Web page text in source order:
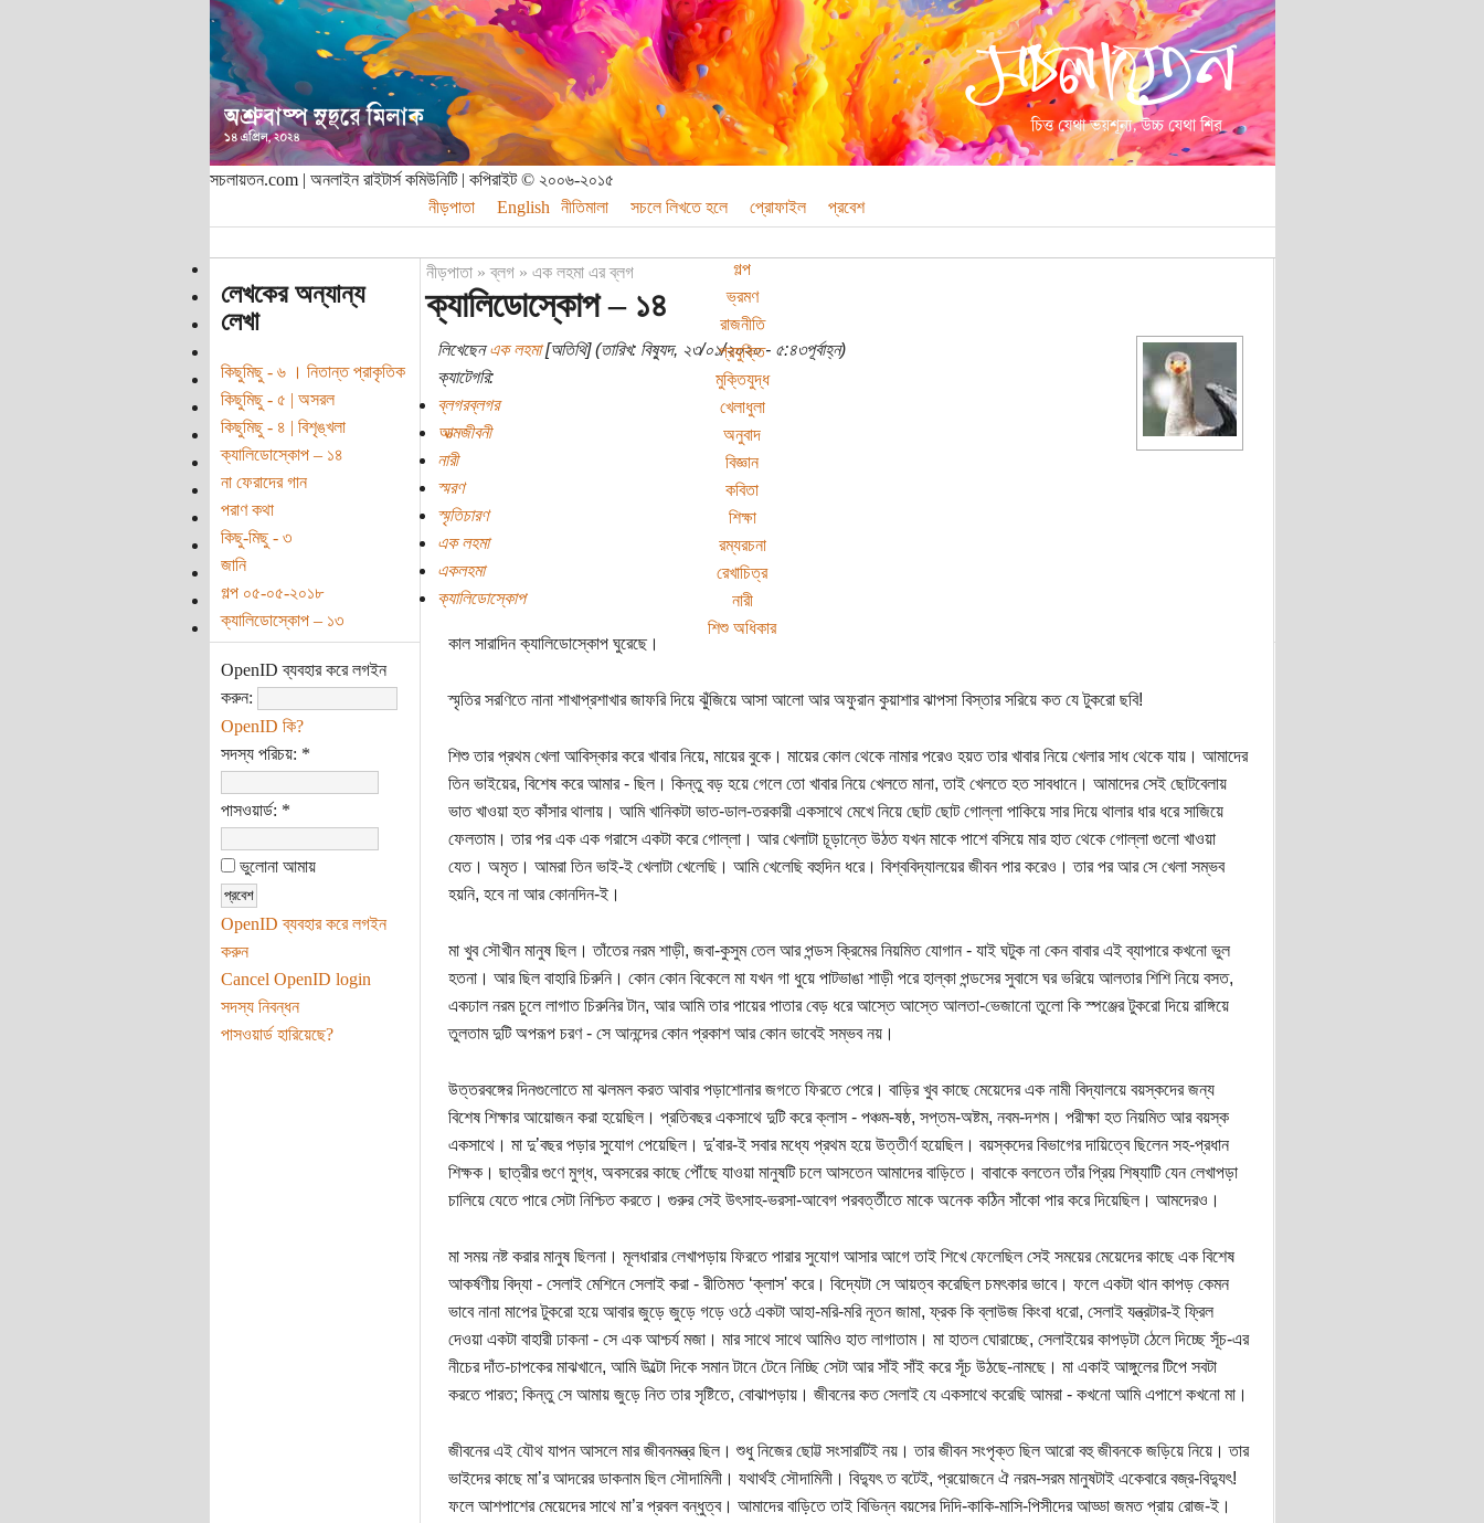
সচলায়তন.com | অনলাইন রাইটার্স কমিউনিটি | কপিরাইট © ২০০৬-২০১৫
নীড়পাতা
English নীতিমালা সচলে লিখতে হলে প্রোফাইল প্রবেশ
গল্প
ভ্রমণ
রাজনীতি
প্রযুক্তি
মুক্তিযুদ্ধ
খেলাধুলা
অনুবাদ
বিজ্ঞান
কবিতা
শিক্ষা
রম্যরচনা
রেখাচিত্র
নারী
শিশু অধিকার
লেখকের অন্যান্য
লেখা
কিছুমিছু - ৬ । নিতান্ত প্রাকৃতিক
কিছুমিছু - ৫ | অসরল
কিছুমিছু - ৪ | বিশৃঙ্খলা
ক্যালিডোস্কোপ – ১৪
না ফেরাদের গান
পরাণ কথা
কিছু-মিছু - ৩
জানি
গল্প ০৫-০৫-২০১৮
ক্যালিডোস্কোপ – ১৩
OpenID ব্যবহার করে লগইন
করুন:
OpenID কি?
সদস্য পরিচয়: *
পাসওয়ার্ড: *
ভুলোনা আমায়
OpenID ব্যবহার করে লগইন
করুন
Cancel OpenID login
সদস্য নিবন্ধন
পাসওয়ার্ড হারিয়েছে?
নীড়পাতা»ব্লগ» এক লহমা এর ব্লগ
ক্যালিডোস্কোপ – ১৪
লিখেছেনএক লহমা[অতিথি] (তারিখ: বিষ্যুদ, ২৩/০১/২০২০ - ৫:৪৩পূর্বাহ্ন)
ক্যাটেগরি:
ব্লগরব্লগর
আত্মজীবনী
নারী
স্মরণ
স্মৃতিচারণ
এক লহমা
একলহমা
ক্যালিডোস্কোপ
কাল সারাদিন ক্যালিডোস্কোপ ঘুরেছে।
স্মৃতির সরণিতে নানা শাখাপ্রশাখার জাফরি দিয়ে ঝুঁজিয়ে আসা আলো আর অফুরান কুয়াশার ঝাপসা বিস্তার সরিয়ে কত যে টুকরো ছবি!
শিশু তার প্রথম খেলা আবিস্কার করে খাবার নিয়ে, মায়ের বুকে। মায়ের কোল থেকে নামার পরেও হয়ত তার খাবার নিয়ে খেলার সাধ থেকে যায়। আমাদের
তিন ভাইয়ের, বিশেষ করে আমার - ছিল। কিন্তু বড় হয়ে গেলে তো খাবার নিয়ে খেলতে মানা, তাই খেলতে হত সাবধানে। আমাদের সেই ছোটবেলায়
ভাত খাওয়া হত কাঁসার থালায়। আমি খানিকটা ভাত-ডাল-তরকারী একসাথে মেখে নিয়ে ছোট ছোট গোল্লা পাকিয়ে সার দিয়ে থালার ধার ধরে সাজিয়ে
ফেলতাম। তার পর এক এক গরাসে একটা করে গোল্লা। আর খেলাটা চূড়ান্তে উঠত যখন মাকে পাশে বসিয়ে মার হাত থেকে গোল্লা গুলো খাওয়া
যেত। অমৃত। আমরা তিন ভাই-ই খেলাটা খেলেছি। আমি খেলেছি বহুদিন ধরে। বিশ্ববিদ্যালয়ের জীবন পার করেও। তার পর আর সে খেলা সম্ভব
হয়নি, হবে না আর কোনদিন-ই।
মা খুব সৌখীন মানুষ ছিল। তাঁতের নরম শাড়ী, জবা-কুসুম তেল আর পন্ডস ক্রিমের নিয়মিত যোগান - যাই ঘটুক না কেন বাবার এই ব্যাপারে কখনো ভুল
হতনা। আর ছিল বাহারি চিরুনি। কোন কোন বিকেলে মা যখন গা ধুয়ে পাটভাঙা শাড়ী পরে হাল্কা পন্ডসের সুবাসে ঘর ভরিয়ে আলতার শিশি নিয়ে বসত,
একঢাল নরম চুলে লাগাত চিরুনির টান, আর আমি তার পায়ের পাতার বেড় ধরে আস্তে আস্তে আলতা-ভেজানো তুলো কি স্পঞ্জের টুকরো দিয়ে রাঙ্গিয়ে
তুলতাম দুটি অপরূপ চরণ - সে আনন্দের কোন প্রকাশ আর কোন ভাবেই সম্ভব নয়।
উত্তরবঙ্গের দিনগুলোতে মা ঝলমল করত আবার পড়াশোনার জগতে ফিরতে পেরে। বাড়ির খুব কাছে মেয়েদের এক নামী বিদ্যালয়ে বয়স্কদের জন্য
বিশেষ শিক্ষার আয়োজন করা হয়েছিল। প্রতিবছর একসাথে দুটি করে ক্লাস - পঞ্চম-ষষ্ঠ, সপ্তম-অষ্টম, নবম-দশম। পরীক্ষা হত নিয়মিত আর বয়স্ক
একসাথে। মা দু’বছর পড়ার সুযোগ পেয়েছিল। দু'বার-ই সবার মধ্যে প্রথম হয়ে উত্তীর্ণ হয়েছিল। বয়স্কদের বিভাগের দায়িত্বে ছিলেন সহ-প্রধান
শিক্ষক। ছাত্রীর গুণে মুগ্ধ, অবসরের কাছে পৌঁছে যাওয়া মানুষটি চলে আসতেন আমাদের বাড়িতে। বাবাকে বলতেন তাঁর প্রিয় শিষ্যাটি যেন লেখাপড়া
চালিয়ে যেতে পারে সেটা নিশ্চিত করতে। গুরুর সেই উৎসাহ-ভরসা-আবেগ পরবর্ত্তীতে মাকে অনেক কঠিন সাঁকো পার করে দিয়েছিল। আমদেরও।
মা সময় নষ্ট করার মানুষ ছিলনা। মূলধারার লেখাপড়ায় ফিরতে পারার সুযোগ আসার আগে তাই শিখে ফেলেছিল সেই সময়ের মেয়েদের কাছে এক বিশেষ
আকর্ষণীয় বিদ্যা - সেলাই মেশিনে সেলাই করা - রীতিমত ‘ক্লাস' করে। বিদ্যেটা সে আয়ত্ব করেছিল চমৎকার ভাবে। ফলে একটা থান কাপড় কেমন
ভাবে নানা মাপের টুকরো হয়ে আবার জুড়ে জুড়ে গড়ে ওঠে একটা আহা-মরি-মরি নূতন জামা, ফ্রক কি ব্লাউজ কিংবা ধরো, সেলাই যন্ত্রটার-ই ফ্রিল
দেওয়া একটা বাহারী ঢাকনা - সে এক আশ্চর্য মজা। মার সাথে সাথে আমিও হাত লাগাতাম। মা হাতল ঘোরাচ্ছে, সেলাইয়ের কাপড়টা ঠেলে দিচ্ছে সূঁচ-এর
নীচের দাঁত-চাপকের মাঝখানে, আমি উল্টো দিকে সমান টানে টেনে নিচ্ছি সেটা আর সাঁই সাঁই করে সূঁচ উঠছে-নামছে। মা একাই আঙ্গুলের টিপে সবটা
করতে পারত; কিন্তু সে আমায় জুড়ে নিত তার সৃষ্টিতে, বোঝাপড়ায়। জীবনের কত সেলাই যে একসাথে করেছি আমরা - কখনো আমি এপাশে কখনো মা।
জীবনের এই যৌথ যাপন আসলে মার জীবনমন্ত্র ছিল। শুধু নিজের ছোট্ট সংসারটিই নয়। তার জীবন সংপৃক্ত ছিল আরো বহু জীবনকে জড়িয়ে নিয়ে। তার
ভাইদের কাছে মা’র আদরের ডাকনাম ছিল সৌদামিনী। যথার্থই সৌদামিনী। বিদ্যুৎ ত বটেই, প্রয়োজনে ঐ নরম-সরম মানুষটাই একেবারে বজ্র-বিদ্যুৎ!
ফলে আশপাশের মেয়েদের সাথে মা’র প্রবল বন্ধুত্ব। আমাদের বাড়িতে তাই বিভিন্ন বয়সের দিদি-কাকি-মাসি-পিসীদের আড্ডা জমত প্রায় রোজ-ই।